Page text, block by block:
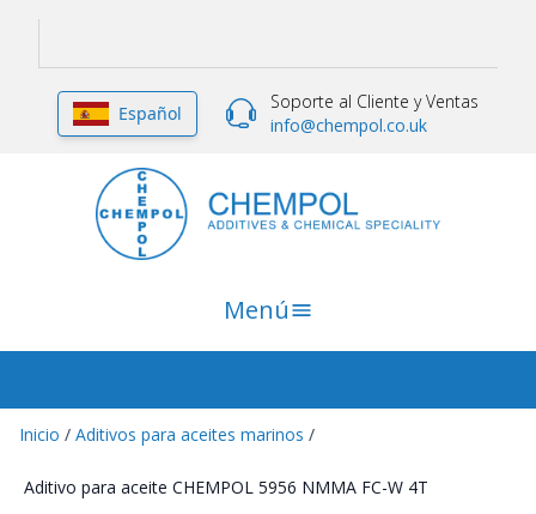
Español
Soporte al Cliente y Ventas
info@chempol.co.uk
Menú
Inicio / Aditivos para aceites marinos /
Aditivo para aceite CHEMPOL 5956 NMMA FC-W 4T